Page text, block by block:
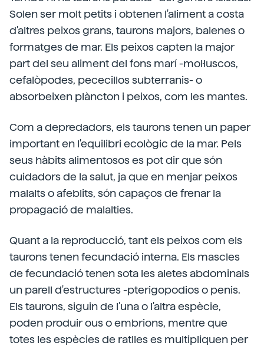
Solen ser molt petits i obtenen l'aliment a costa
d'altres peixos grans, taurons majors, balenes o
formatges de mar. Els peixos capten la major
part del seu aliment del fons marí -mol·luscos,
cefalòpodes, pececillos subterranis- o
absorbeixen plàncton i peixos, com les mantes.
Com a depredadors, els taurons tenen un paper
important en l'equilibri ecològic de la mar. Pels
seus hàbits alimentosos es pot dir que són
cuidadors de la salut, ja que en menjar peixos
malalts o afeblits, són capaços de frenar la
propagació de malalties.
Quant a la reproducció, tant els peixos com els
taurons tenen fecundació interna. Els mascles
de fecundació tenen sota les aletes abdominals
un parell d'estructures -pterigopodios o penis.
Els taurons, siguin de l'una o l'altra espècie,
poden produir ous o embrions, mentre que
totes les espècies de ratlles es multipliquen per